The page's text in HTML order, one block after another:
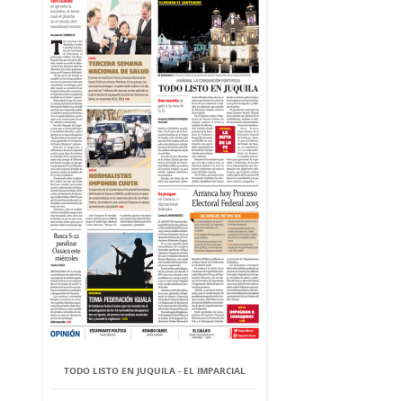
TODO LISTO EN JUQUILA - EL IMPARCIAL